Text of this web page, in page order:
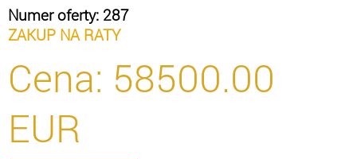
Numer oferty: 287
ZAKUP NA RATY
Cena: 58500.00
EUR